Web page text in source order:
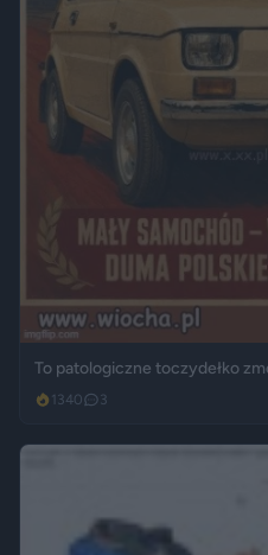
To patologiczne toczydełko
1340 3